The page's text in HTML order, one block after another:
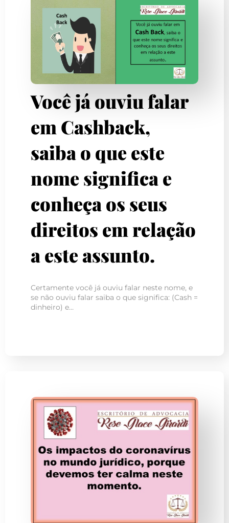
Você já ouviu falar
em Cashback,
saiba o que este
nome significa e
conheça os seus
direitos em relação
a este assunto.
Certamente você já ouviu falar neste nome, e
se não ouviu falar saiba o que significa: (Cash =
dinheiro) e…